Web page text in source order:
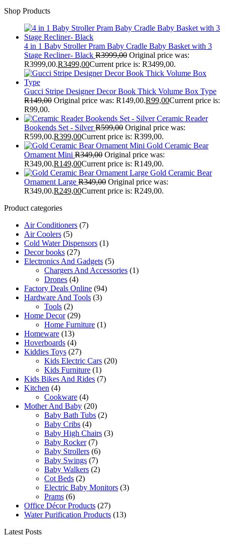
Shop Products
4 in 1 Baby Stroller Pram Baby Cradle Baby Basket with 3
Stage Recliner- Black R3999,00 Original price was:
R3999,00.R3499,00Current price is: R3499,00.
Gucci Stripe Designer Decor Book Thick Volume Box Type
R149,00 Original price was: R149,00.R99,00Current price is:
R99,00.
Ceramic Reader
Bookends Set - Silver R599,00 Original price was:
R599,00.R399,00Current price is: R399,00.
Gold Ceramic Bear
Ornament Mini R349,00 Original price was:
R349,00.R149,00Current price is: R149,00.
Gold Ceramic Bear
Ornament Large R349,00 Original price was:
R349,00.R249,00Current price is: R249,00.
Product categories
Air Conditioners (7)
Air Coolers (5)
Cold Water Dispensors (1)
Decor books (27)
Electronics And Gadgets (5)
Chargers And Accessories (1)
Drones (4)
Factory Deals Online (94)
Hardware And Tools (3)
Tools (2)
Home Decor (29)
Home Furniture (1)
Homeware (13)
Hoverboards (4)
Kiddies Toys (27)
Kids Electric Cars (20)
Kids Furniture (1)
Kids Bikes And Rides (7)
Kitchen (4)
Cookware (4)
Mother And Baby (20)
Baby Bath Tubs (2)
Baby Cribs (4)
Baby High Chairs (3)
Baby Rocker (7)
Baby Strollers (6)
Baby Swings (7)
Baby Walkers (2)
Cot Beds (2)
Electric Baby Monitors (3)
Prams (6)
Office Décor Products (27)
Water Purification Products (13)
Latest Posts